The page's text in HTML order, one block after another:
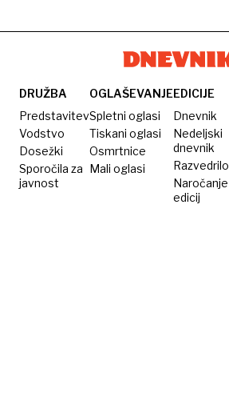
svetu
DRUŽBA
Predstavitev
Vodstvo
Dosežki
Sporočila za
javnost
OGLAŠEVANJE
Spletni oglasi
Tiskani oglasi
Osmrtnice
Mali oglasi
EDICIJE
Dnevnik
Nedeljski
dnevnik
Razvedrilo
Naročanje
edicij